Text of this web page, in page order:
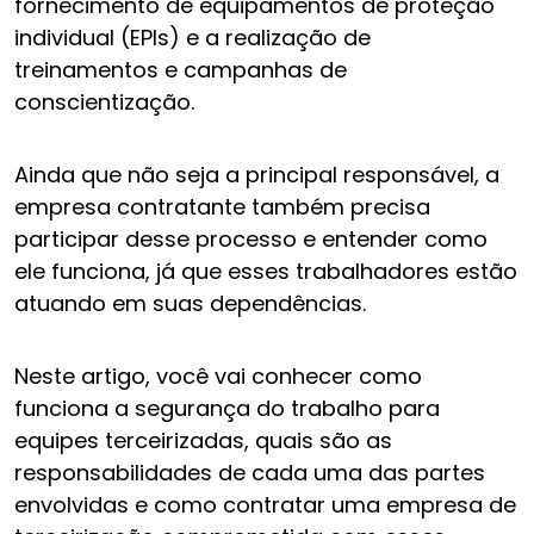
individual (EPIs) e a realização de
treinamentos e campanhas de
conscientização.
Ainda que não seja a principal responsável, a
empresa contratante também precisa
participar desse processo e entender como
ele funciona, já que esses trabalhadores estão
atuando em suas dependências.
Neste artigo, você vai conhecer como
funciona a segurança do trabalho para
equipes terceirizadas, quais são as
responsabilidades de cada uma das partes
envolvidas e como contratar uma empresa de